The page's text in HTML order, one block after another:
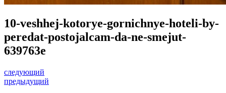
10-veshhej-kotorye-gornichnye-hoteli-by-
peredat-postojalcam-da-ne-smejut-
639763e
следующий
предыдущий